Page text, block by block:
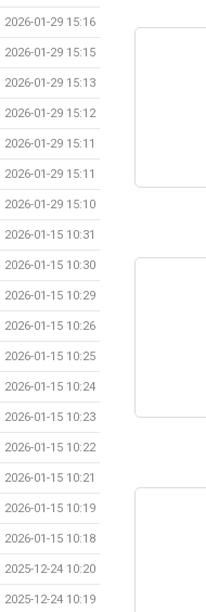
2026-01-29 15:16
2026-01-29 15:15
2026-01-29 15:13
2026-01-29 15:12
2026-01-29 15:11
2026-01-29 15:11
2026-01-29 15:10
2026-01-15 10:31
2026-01-15 10:30
2026-01-15 10:29
2026-01-15 10:26
2026-01-15 10:25
2026-01-15 10:24
2026-01-15 10:23
2026-01-15 10:22
2026-01-15 10:21
2026-01-15 10:19
2026-01-15 10:18
2025-12-24 10:20
2025-12-24 10:19